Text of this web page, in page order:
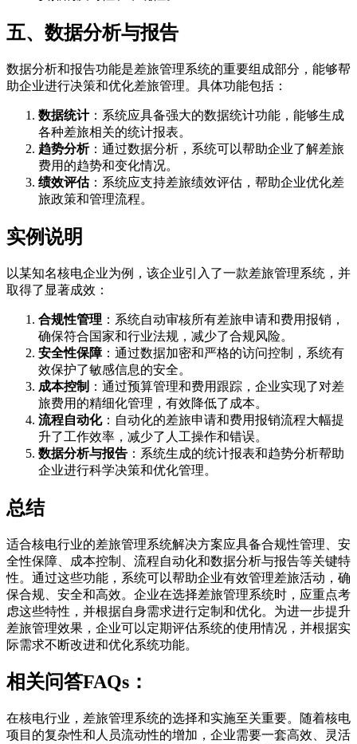
五、数据分析与报告
数据分析和报告功能是差旅管理系统的重要组成部分，能够帮
助企业进行决策和优化差旅管理。具体功能包括：
数据统计：系统应具备强大的数据统计功能，能够生成
各种差旅相关的统计报表。
趋势分析：通过数据分析，系统可以帮助企业了解差旅
费用的趋势和变化情况。
绩效评估：系统应支持差旅绩效评估，帮助企业优化差
旅政策和管理流程。
实例说明
以某知名核电企业为例，该企业引入了一款差旅管理系统，并
取得了显著成效：
合规性管理 ：系统自动审核所有差旅申请和费用报销，
确保符合国家和行业法规，减少了合规风险。
安全性保障：通过数据加密和严格的访问控制，系统有
效保护了敏感信息的安全。
成本控制 ：通过预算管理和费用跟踪，企业实现了对差
旅费用的精细化管理，有效降低了成本。
流程自动化：自动化的差旅申请和费用报销流程大幅提
升了工作效率，减少了人工操作和错误。
数据分析与报告 ：系统生成的统计报表和趋势分析帮助
企业进行科学决策和优化管理。
总结
适合核电行业的差旅管理系统解决方案应具备合规性管理、安
全性保障、成本控制、流程自动化和数据分析与报告等关键特
性。通过这些功能，系统可以帮助企业有效管理差旅活动，确
保合规、安全和高效。企业在选择差旅管理系统时，应重点考
虑这些特性，并根据自身需求进行定制和优化。为进一步提升
差旅管理效果，企业可以定期评估系统的使用情况，并根据实
际需求不断改进和优化系统功能。
相关问答FAQs：
在核电行业，差旅管理系统的选择和实施至关重要。随着核电
项目的复杂性和人员流动性的增加，企业需要一套高效、灵活